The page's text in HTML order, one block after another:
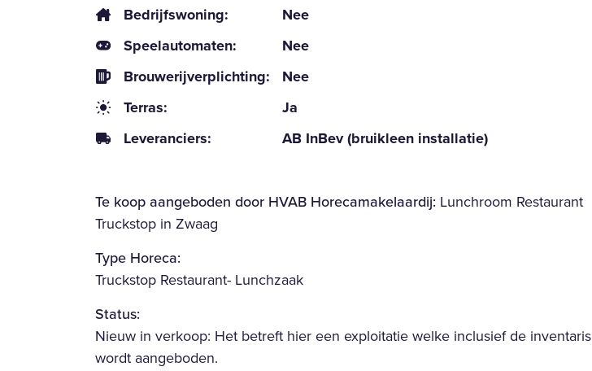
Bedrijfswoning:
Nee
Speelautomaten:
Nee
Brouwerijverplichting:
Nee
Terras:
Ja
Leveranciers:
AB InBev (bruikleen installatie)
Te koop aangeboden door HVAB Horecamakelaardij: Lunchroom Restaurant
Truckstop in Zwaag
Type Horeca:
Truckstop Restaurant- Lunchzaak
Status:
Nieuw in verkoop: Het betreft hier een exploitatie welke inclusief de inventaris
wordt aangeboden.